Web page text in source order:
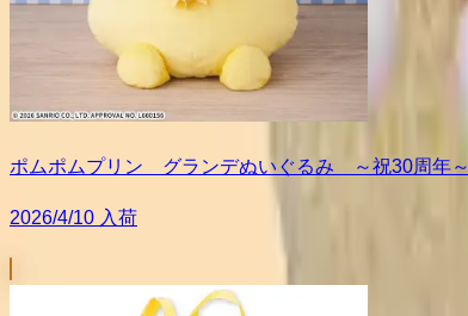
ポムポムプリン グランデぬいぐるみ ～祝30周年～
2026/4/10 入荷